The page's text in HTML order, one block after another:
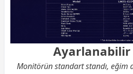
Ayarlanabilir
Monitörün standart standı, eğim